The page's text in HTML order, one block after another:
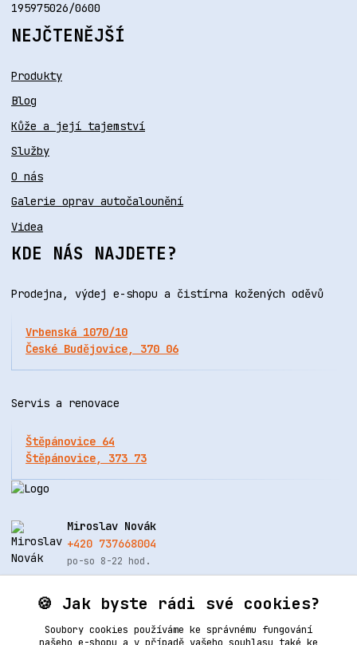
195975026/0600
NEJČTENĚJŠÍ
Produkty
Blog
Kůže a její tajemství
Služby
O nás
Galerie oprav autočalounění
Videa
KDE NÁS NAJDETE?
Prodejna, výdej e-shopu a čistírna kožených oděvů
Vrbenská 1070/10
České Budějovice, 370 06
Servis a renovace
Štěpánovice 64
Štěpánovice, 373 73
Miroslav Novák
+420 737668004
po-so 8-22 hod.
info@renovacekuze.cz
🍪 Jak byste rádi své cookies?
Soubory cookies používáme ke správnému fungování
našeho e-shopu a v případě vašeho souhlasu také ke